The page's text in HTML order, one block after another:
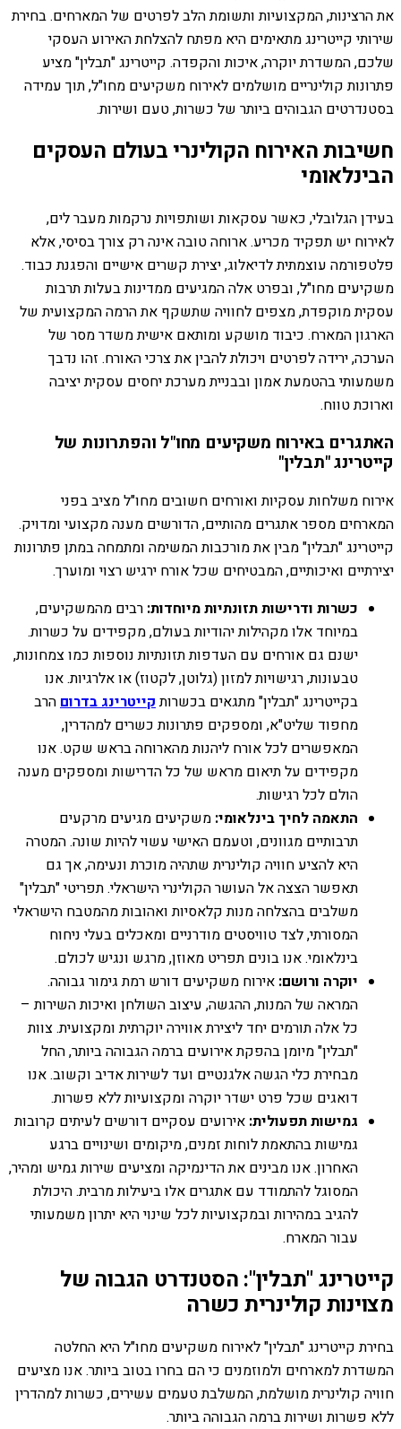
את הרצינות, המקצועיות ותשומת הלב לפרטים של המארחים. בחירת
שירותי קייטרינג מתאימים היא מפתח להצלחת האירוע העסקי
שלכם, המשדרת יוקרה, איכות והקפדה. קייטרינג "תבלין" מציע
פתרונות קולינריים מושלמים לאירוח משקיעים מחו"ל, תוך עמידה
בסטנדרטים הגבוהים ביותר של כשרות, טעם ושירות.
חשיבות האירוח הקולינרי בעולם העסקים
הבינלאומי
בעידן הגלובלי, כאשר עסקאות ושותפויות נרקמות מעבר לים,
לאירוח יש תפקיד מכריע. ארוחה טובה אינה רק צורך בסיסי, אלא
פלטפורמה עוצמתית לדיאלוג, יצירת קשרים אישיים והפגנת כבוד.
משקיעים מחו"ל, ובפרט אלה המגיעים ממדינות בעלות תרבות
עסקית מוקפדת, מצפים לחוויה שתשקף את הרמה המקצועית של
הארגון המארח. כיבוד מושקע ומותאם אישית משדר מסר של
הערכה, ירידה לפרטים ויכולת להבין את צרכי האורח. זהו נדבך
משמעותי בהטמעת אמון ובבניית מערכת יחסים עסקית יציבה
וארוכת טווח.
האתגרים באירוח משקיעים מחו"ל והפתרונות של
קייטרינג "תבלין"
אירוח משלחות עסקיות ואורחים חשובים מחו"ל מציב בפני
המארחים מספר אתגרים מהותיים, הדורשים מענה מקצועי ומדויק.
קייטרינג "תבלין" מבין את מורכבות המשימה ומתמחה במתן פתרונות
יצירתיים ואיכותיים, המבטיחים שכל אורח ירגיש רצוי ומוערך.
כשרות ודרישות תזונתיות מיוחדות: רבים מהמשקיעים,
במיוחד אלו מקהילות יהודיות בעולם, מקפידים על כשרות.
ישנם גם אורחים עם העדפות תזונתיות נוספות כמו צמחונות,
טבעונות, רגישויות למזון (גלוטן, לקטוז) או אלרגיות. אנו
בקייטרינג "תבלין" מתגאים בכשרותקייטרינג בדרוםהרב
מחפוד שליט"א, ומספקים פתרונות כשרים למהדרין,
המאפשרים לכל אורח ליהנות מהארוחה בראש שקט. אנו
מקפידים על תיאום מראש של כל הדרישות ומספקים מענה
הולם לכל רגישות.
התאמה לחיך בינלאומי: משקיעים מגיעים מרקעים
תרבותיים מגוונים, וטעמם האישי עשוי להיות שונה. המטרה
היא להציע חוויה קולינרית שתהיה מוכרת ונעימה, אך גם
תאפשר הצצה אל העושר הקולינרי הישראלי. תפריטי "תבלין"
משלבים בהצלחה מנות קלאסיות ואהובות מהמטבח הישראלי
המסורתי, לצד טוויסטים מודרניים ומאכלים בעלי ניחוח
בינלאומי. אנו בונים תפריט מאוזן, מרגש ונגיש לכולם.
יוקרה ורושם: אירוח משקיעים דורש רמת גימור גבוהה.
המראה של המנות, ההגשה, עיצוב השולחן ואיכות השירות –
כל אלה תורמים יחד ליצירת אווירה יוקרתית ומקצועית. צוות
"תבלין" מיומן בהפקת אירועים ברמה הגבוהה ביותר, החל
מבחירת כלי הגשה אלגנטיים ועד לשירות אדיב וקשוב. אנו
דואגים שכל פרט ישדר יוקרה ומקצועיות ללא פשרות.
גמישות תפעולית: אירועים עסקיים דורשים לעיתים קרובות
גמישות בהתאמת לוחות זמנים, מיקומים ושינויים ברגע
האחרון. אנו מבינים את הדינמיקה ומציעים שירות גמיש ומהיר,
המסוגל להתמודד עם אתגרים אלו ביעילות מרבית. היכולת
להגיב במהירות ובמקצועיות לכל שינוי היא יתרון משמעותי
עבור המארח.
קייטרינג "תבלין": הסטנדרט הגבוה של
מצוינות קולינרית כשרה
בחירת קייטרינג "תבלין" לאירוח משקיעים מחו"ל היא החלטה
המשדרת למארחים ולמוזמנים כי הם בחרו בטוב ביותר. אנו מציעים
חוויה קולינרית מושלמת, המשלבת טעמים עשירים, כשרות למהדרין
ללא פשרות ושירות ברמה הגבוהה ביותר.